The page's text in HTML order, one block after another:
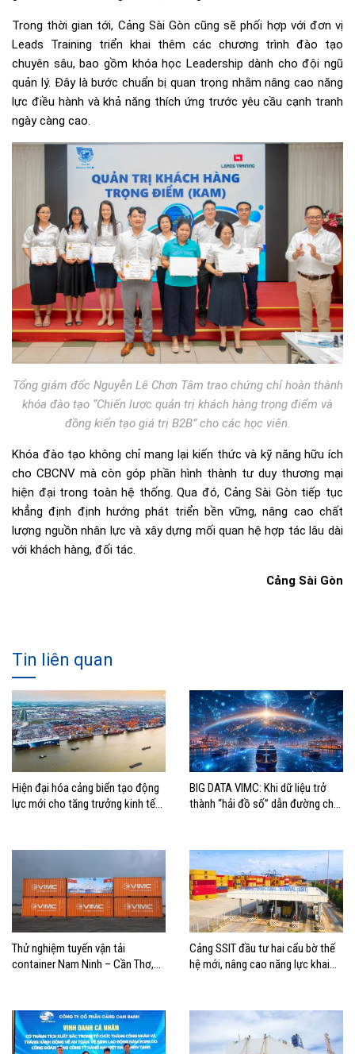
Trong thời gian tới, Cảng Sài Gòn cũng sẽ phối hợp với đơn vị
Leads Training triển khai thêm các chương trình đào tạo
chuyên sâu, bao gồm khóa học Leadership dành cho đội ngũ
quản lý. Đây là bước chuẩn bị quan trọng nhằm nâng cao năng
lực điều hành và khả năng thích ứng trước yêu cầu cạnh tranh
ngày càng cao.
Tổng giám đốc Nguyễn Lê Chơn Tâm trao chứng chỉ hoàn thành
khóa đào tạo “Chiến lược quản trị khách hàng trọng điểm và
đồng kiến tạo giá trị B2B” cho các học viên.
Khóa đào tạo không chỉ mang lại kiến thức và kỹ năng hữu ích
cho CBCNV mà còn góp phần hình thành tư duy thương mại
hiện đại trong toàn hệ thống. Qua đó, Cảng Sài Gòn tiếp tục
khẳng định định hướng phát triển bền vững, nâng cao chất
lượng nguồn nhân lực và xây dựng mối quan hệ hợp tác lâu dài
với khách hàng, đối tác.
Cảng Sài Gòn
Tin liên quan
Hiện đại hóa cảng biển tạo động
lực mới cho tăng trưởng kinh tế
BIG DATA VIMC: Khi dữ liệu trở
thành “hải đồ số” dẫn đường cho
Thử nghiệm tuyến vận tải
container Nam Ninh – Cần Thơ,
Cảng SSIT đầu tư hai cẩu bờ thế
hệ mới, nâng cao năng lực khai